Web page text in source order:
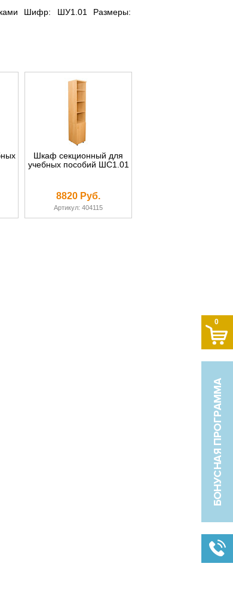
Шифр: ШУ1.01 Размеры:
Шкаф секционный для
учебных пособий ШС1.01
8820 Руб.
Артикул: 404115
0